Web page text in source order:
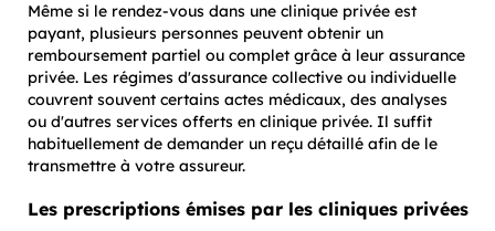
Même si le rendez-vous dans une clinique privée est
payant, plusieurs personnes peuvent obtenir un
remboursement partiel ou complet grâce à leur assurance
privée. Les régimes d'assurance collective ou individuelle
couvrent souvent certains actes médicaux, des analyses
ou d'autres services offerts en clinique privée. Il suffit
habituellement de demander un reçu détaillé afin de le
transmettre à votre assureur.
Les prescriptions émises par les cliniques privées